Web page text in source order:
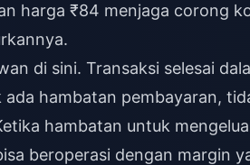
harga ₹84 menjaga corong
di sini. Transaksi selesai
ada hambatan pembayaran,
hambatan untuk
beroperasi dengan margin